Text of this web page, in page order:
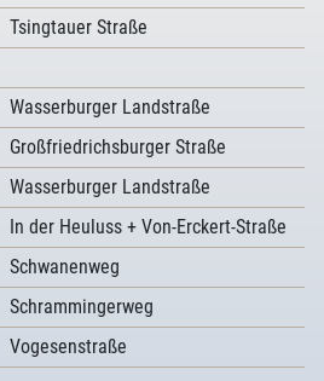
Tsingtauer Straße
Wasserburger Landstraße
Großfriedrichsburger Straße
Wasserburger Landstraße
In der Heuluss + Von-Erckert-Straße
Schwanenweg
Schrammingerweg
Vogesenstraße